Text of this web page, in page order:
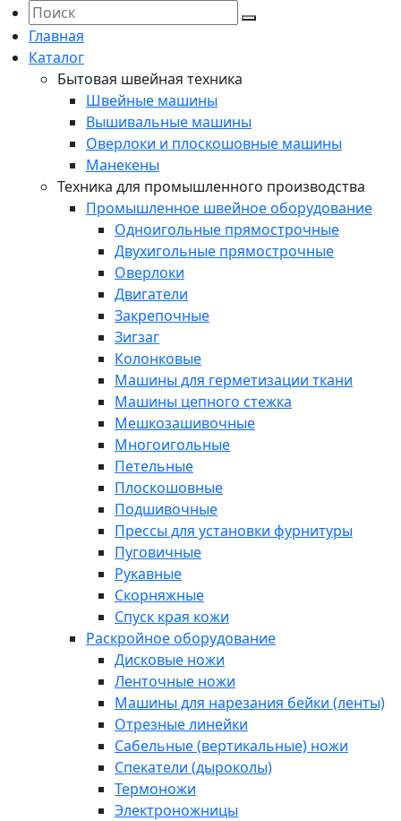
Главная
Каталог
Бытовая швейная техника
Швейные машины
Вышивальные машины
Оверлоки и плоскошовные машины
Манекены
Техника для промышленного производства
Промышленное швейное оборудование
Одноигольные прямострочные
Двухигольные прямострочные
Оверлоки
Двигатели
Закрепочные
Зигзаг
Колонковые
Машины для герметизации ткани
Машины цепного стежка
Мешкозашивочные
Многоигольные
Петельные
Плоскошовные
Подшивочные
Прессы для установки фурнитуры
Пуговичные
Рукавные
Скорняжные
Спуск края кожи
Раскройное оборудование
Дисковые ножи
Ленточные ножи
Машины для нарезания бейки (ленты)
Отрезные линейки
Сабельные (вертикальные) ножи
Спекатели (дыроколы)
Термоножи
Электроножницы